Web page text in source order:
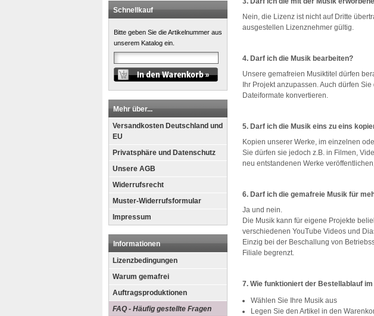
Schnellkauf
Bitte geben Sie die Artikelnummer aus
unserem Katalog ein.
Mehr über...
Versandkosten Deutschland und
EU
Privatsphäre und Datenschutz
Unsere AGB
Widerrufsrecht
Muster-Widerrufsformular
Impressum
Informationen
Lizenzbedingungen
Warum gemafrei
Auftragsproduktionen
FAQ - Häufig gestellte Fragen
Nein, die Lizenz ist nicht auf Dritte
ausgestellen Lizenznehmer gültig.
4. Darf ich die Musik bearbeiten?
Unsere gemafreien Musiktitel dürfen
Ihr Projekt anzupassen. Auch dürfen
Dateiformate konvertieren.
5. Darf ich die Musik eins zu eins
Kopien unserer Werke, im einzelnen
Sie dürfen sie jedoch z.B. in Filmen,
neu entstandenen Werke
6. Darf ich die gemafreie Musik für
Ja und nein.
Die Musik kann für eigene Projekte
verschiedenen YouTube Videos und
Einzig bei der Beschallung von
Filiale begrenzt.
7. Wie funktioniert der Bestellablauf im
Wählen Sie Ihre Musik aus
Legen Sie den Artikel in den